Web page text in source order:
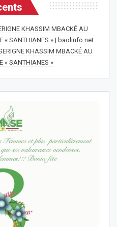
KHASSIM MBACKÉ AU
« SANTHIANES » | baolinfo.net
KHASSIM MBACKÉ AU
« SANTHIANES »